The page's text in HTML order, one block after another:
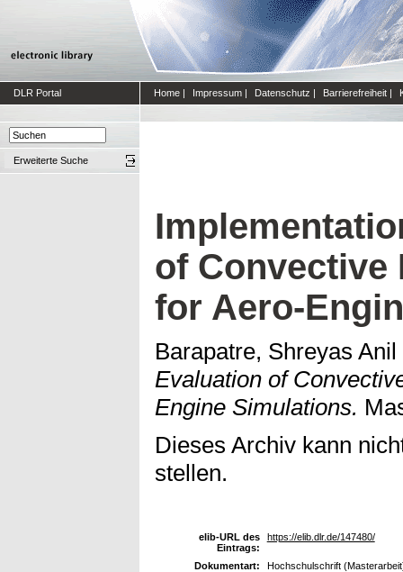
DLR Portal Home | Impressum | Datenschutz | Barrierefreiheit |
Erweiterte Suche
of Convective
for Aero-
Barapatre, Shreyas Anil
Evaluation of
Engine Simulations.
Dieses Archiv kann
stellen.
elib-URL des
Eintrags:
https://elib.dlr.de/147480/
Dokumentart:
Hochschulschrift